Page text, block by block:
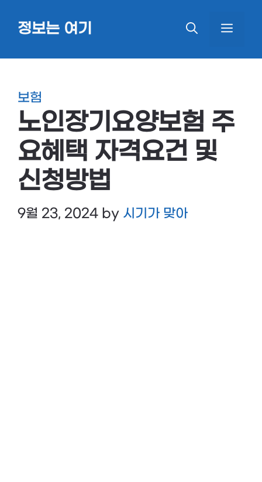
정보는 여기
보험
노인장기요양보험 주
요혜택 자격요건 및
신청방법
9월 23, 2024 by 시기가 맞아